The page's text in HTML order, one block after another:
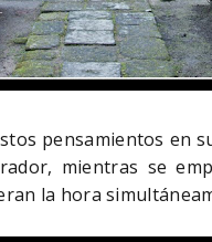
pensamientos en
mientras se
la hora